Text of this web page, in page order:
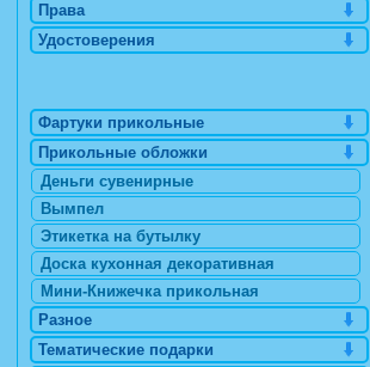
Права
Удостоверения
Фартуки прикольные
Прикольные обложки
Деньги сувенирные
Вымпел
Этикетка на бутылку
Доска кухонная декоративная
Мини-Книжечка прикольная
Разное
Тематические подарки